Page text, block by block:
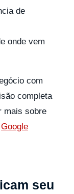
de
onde vem
com
completa
mais sobre
Google
seu